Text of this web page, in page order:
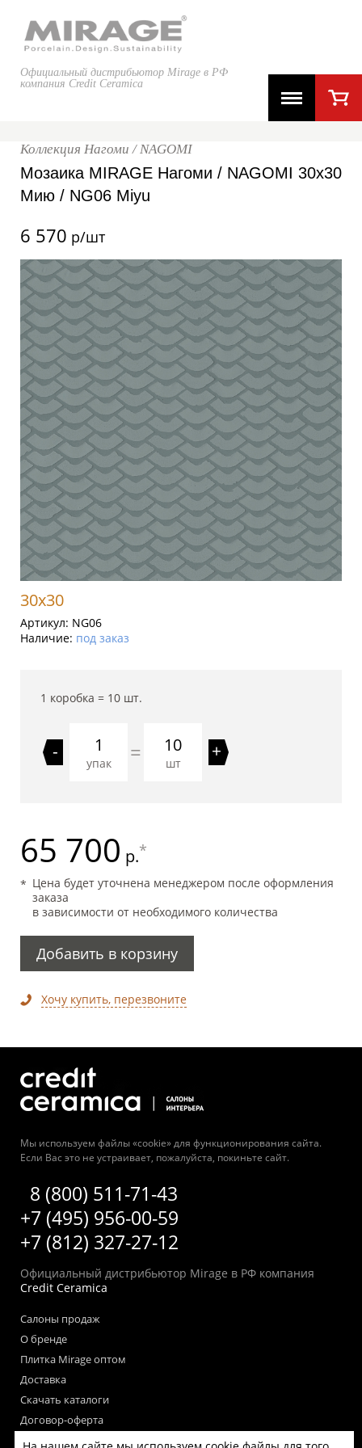
Официальный дистрибьютор Mirage в РФ
компания Credit Ceramica
Коллекция Нагоми / NAGOMI
Мозаика MIRAGE Нагоми / NAGOMI 30x30
Мию / NG06 Miyu
6 570 р/шт
30x30
Артикул: NG06
Наличие: под заказ
1 коробка = 10 шт.
-
упак = 10
шт
+
65 700 р.*
Цена будет уточнена менеджером после оформления
заказа
в зависимости от необходимого количества
Добавить в корзину
Хочу купить, перезвоните
Мы используем файлы «cookie» для функционирования сайта.
Если Вас это не устраивает, пожалуйста, покиньте сайт.
8 (800) 511-71-43
+7 (495) 956-00-59
+7 (812) 327-27-12
Официальный дистрибьютор Mirage в РФ компания
Credit Ceramica
Салоны продаж
О бренде
Плитка Mirage оптом
Доставка
Скачать каталоги
Договор-оферта
Пользовательское соглашение